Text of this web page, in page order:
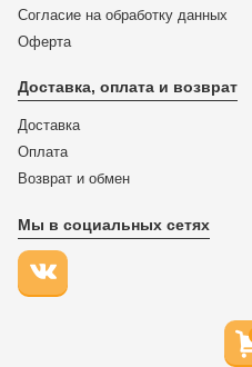
Согласие на обработку данных
Оферта
Доставка, оплата и возврат
Доставка
Оплата
Возврат и обмен
Мы в социальных сетях